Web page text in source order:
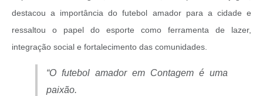
destacou a importância do futebol amador para a cidade e
ressaltou o papel do esporte como ferramenta de lazer,
integração social e fortalecimento das comunidades.
“O futebol amador em Contagem é uma
paixão.